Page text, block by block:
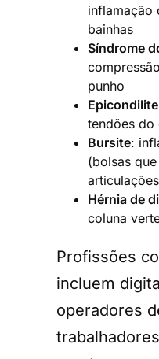
inflamação
bainhas
Síndrome
punho
Epicondilite
tendões do
Bursite:
(bolsas
Hérnia de
coluna
Profissões
incluem
operadores